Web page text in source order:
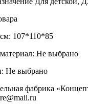
107*110*85
Не выбрано
Не выбрано
фабрика